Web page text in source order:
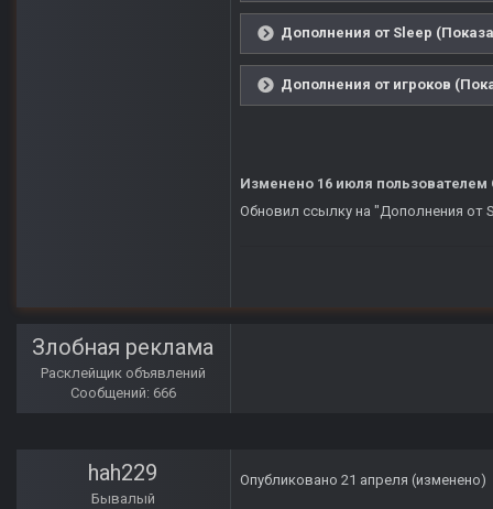
Дополнения от Sleep
Дополнения от игроков
Изменено 16 июля пользователем
Обновил ссылку на "Дополнения от
Злобная реклама
Расклейщик объявлений
Сообщений: 666
hah229
Бывалый
Опубликовано 21 апреля (изменено)